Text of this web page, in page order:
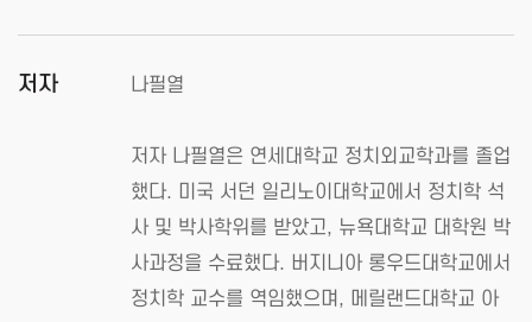
저자 나필열
저자 나필열은 연세대학교 정치외교학과를 졸업
했다. 미국 서던 일리노이대학교에서 정치학 석
사 및 박사학위를 받았고, 뉴욕대학교 대학원 박
사과정을 수료했다. 버지니아 롱우드대학교에서
정치학 교수를 역임했으며, 메릴랜드대학교 아